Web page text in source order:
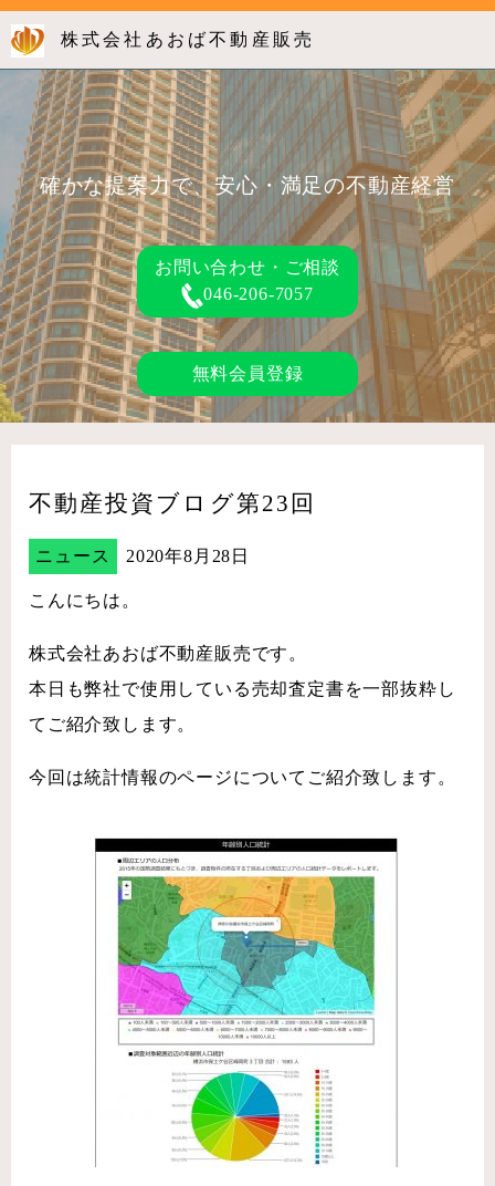
株式会社あおば不動産販売
確かな提案力で、安心・満足の不動産経営
お問い合わせ・ご相談
046-206-7057
無料会員登録
不動産投資ブログ第23回
ニュース 2020年8月28日
こんにちは。
株式会社あおば不動産販売です。
本日も弊社で使用している売却査定書を一部抜粋し
てご紹介致します。
今回は統計情報のページについてご紹介致します。